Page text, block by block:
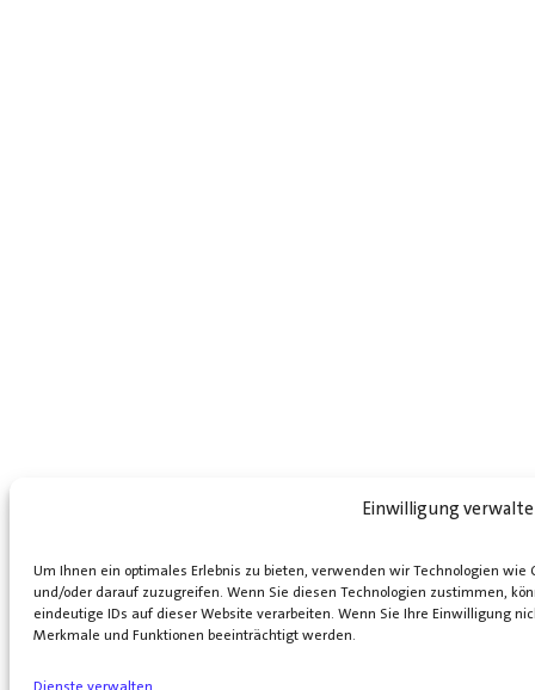
Einwilligung
Um Ihnen ein optimales Erlebnis zu bieten, verwenden wir Technologien
und/oder darauf zuzugreifen. Wenn Sie diesen Technologien zustimmen,
eindeutige IDs auf dieser Website verarbeiten. Wenn Sie Ihre Einwilligung
Merkmale und Funktionen beeinträchtigt werden.